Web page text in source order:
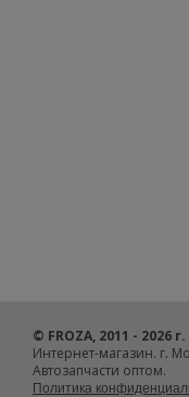
© FROZA, 2011 - 2026 г.
Интернет-магазин. г.
Автозапчасти оптом.
Политика